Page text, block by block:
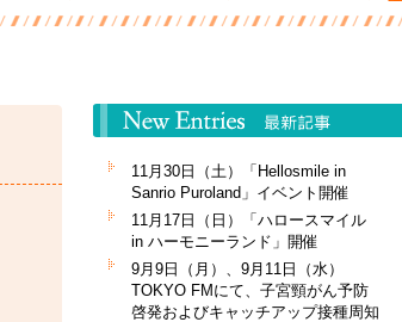
11月30日（土）「Hellosmile in
Sanrio Puroland」イベント開催
11月17日（日）「ハロースマイル
in ハーモニーランド」開催
9月9日（月）、9月11日（水）
TOKYO FMにて、子宮頸がん予防
啓発およびキャッチアップ接種周知